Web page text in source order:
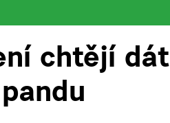
chtějí dát